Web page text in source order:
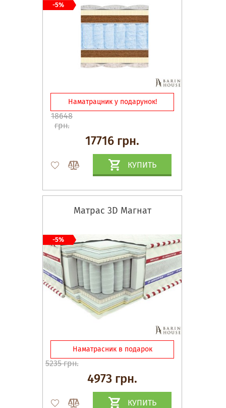
Наматрацник у подарунок!
18648
грн.
17716 грн.
КУПИТЬ
-5%
Матрас 3D Магнат
Наматрасник в подарок
5235 грн.
4973 грн.
КУПИТЬ
-5%